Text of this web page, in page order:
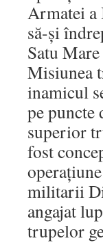
Armatei a
să-și
Satu
Misiunea
inamicul
pe puncte
superior
fost
militarii
angajat
trupelor